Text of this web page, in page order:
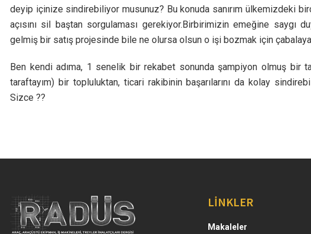
deyip içinize sindirebiliyor musunuz? Bu konuda sanırım ülkemizdeki
açısını sil baştan sorgulaması gerekiyor.Birbirimizin emeğine saygı
gelmiş bir satış projesinde bile ne olursa olsun o işi bozmak için
Ben kendi adıma, 1 senelik bir rekabet sonunda şampiyon olmuş bir
taraftayım) bir topluluktan, ticari rakibinin başarılarını da kolay
Sizce ??
LİNKLER
Makaleler